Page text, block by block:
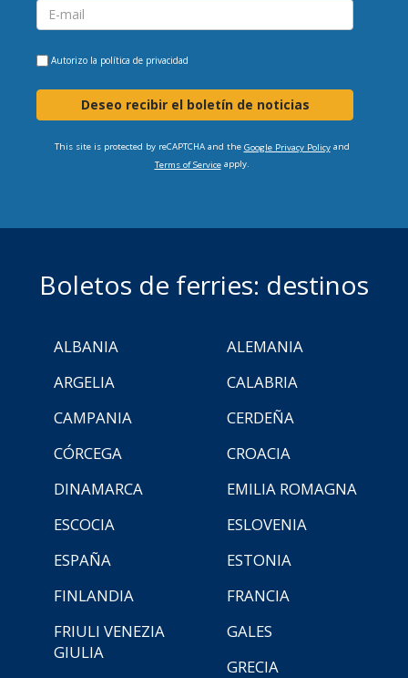
Autorizo la política de privacidad
Deseo recibir el boletín de noticias
This site is protected by reCAPTCHA and the Google Privacy Policyand
Terms of Serviceapply.
Boletos de ferries: destinos
ALBANIA
ALEMANIA
ARGELIA
CALABRIA
CAMPANIA
CERDEÑA
CÓRCEGA
CROACIA
DINAMARCA
EMILIA ROMAGNA
ESCOCIA
ESLOVENIA
ESPAÑA
ESTONIA
FINLANDIA
FRANCIA
FRIULI VENEZIA
GIULIA
GALES
GRECIA